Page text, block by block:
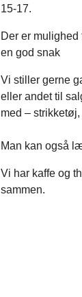
15-17.
Der er
en god snak
Vi stiller gerne
eller andet til
med –
Man kan også
Vi har kaffe og
sammen.